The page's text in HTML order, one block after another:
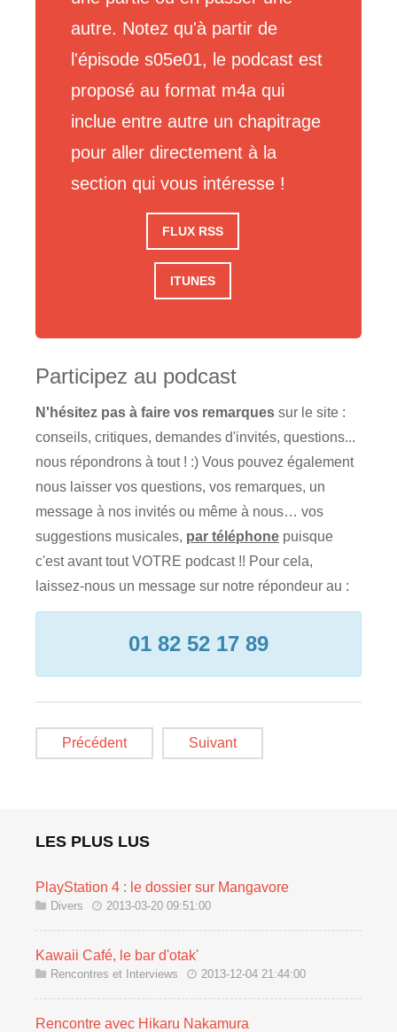
autre. Notez qu'à partir de
l'épisode s05e01, le podcast est
proposé au format m4a qui
inclue entre autre un chapitrage
pour aller directement à la
section qui vous intéresse !
FLUX RSS
ITUNES
Participez au podcast
N'hésitez pas à faire vos remarques sur le site :
conseils, critiques, demandes d'invités, questions...
nous répondrons à tout ! :) Vous pouvez également
nous laisser vos questions, vos remarques, un
message à nos invités ou même à nous… vos
suggestions musicales, par téléphone puisque
c'est avant tout VOTRE podcast !! Pour cela,
laissez-nous un message sur notre répondeur au :
01 82 52 17 89
Précédent Suivant
LES PLUS LUS
PlayStation 4 : le dossier sur Mangavore
Divers 2013-03-20 09:51:00
Kawaii Café, le bar d'otak'
Rencontres et Interviews 2013-12-04 21:44:00
Rencontre avec Hikaru Nakamura